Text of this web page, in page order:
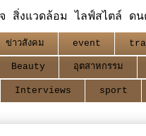
สิ่งแวดล้อม ไลฟ์สไตล์
ข่าวสังคม event
Beauty อุตสาหกรรม
Interviews sport